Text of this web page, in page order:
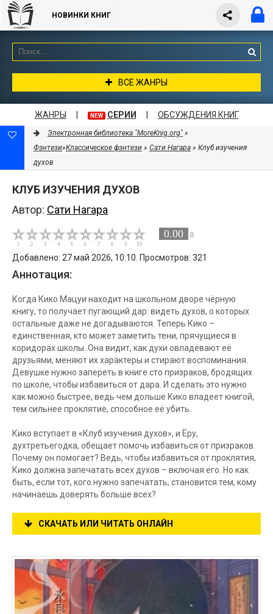
НОВИНКИ КНИГ
ВСЕ ЖАНРЫ
ЖАНРЫ NEW СЕРИИ ОБСУЖДЕНИЯ КНИГ
Электронная библиотека "MoreKnig.org" »
Фэнтези»Классическое фэнтези » Сати Нагара » Клуб изучения
духов
КЛУБ ИЗУЧЕНИЯ ДУХОВ
Автор: Сати Нагара
0.00 0
Добавлено: 27 май 2026, 10:10. Просмотров: 321
Аннотация:
Когда Кико Мацуи находит на школьном дворе чёрную
книгу, то получает пугающий дар: видеть духов, о которых
остальные даже не догадываются. Теперь Кико –
единственная, кто может заметить тени, прячущиеся в
коридорах школы. Она видит, как духи овладевают её
друзьями, меняют их характеры и стирают воспоминания.
Девушке нужно запереть в книге сто призраков, бродящих
по школе, чтобы избавиться от дара. И сделать это нужно
как можно быстрее, ведь чем дольше Кико владеет книгой,
тем сильнее проклятие, способное её убить.
Кико вступает в «Клуб изучения духов», и Ёру,
духтретьегодка, обещает помочь избавиться от призраков.
Почему он помогает? Ведь, чтобы избавиться от проклятия,
Кико должна запечатать всех духов – включая его. Но как
быть, если тот, кого нужно запечатать, становится тем, кому
начинаешь доверять больше всех?
СКАЧАТЬ ИЛИ ЧИТАТЬ ОНЛАЙН